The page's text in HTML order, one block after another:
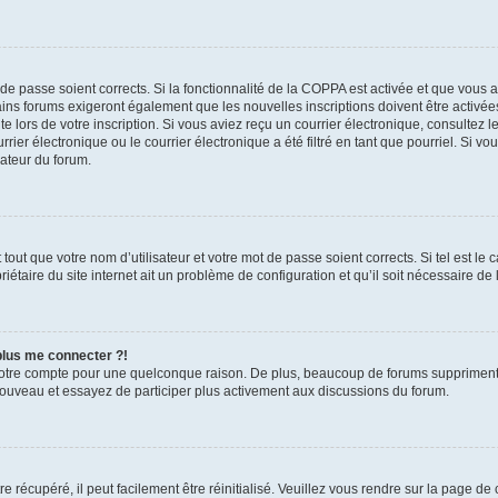
passe soient corrects. Si la fonctionnalité de la COPPA est activée et que
forums exigeront également que les nouvelles inscriptions doivent être
lors de votre inscription. Si vous aviez reçu un courrier électronique, consultez
électronique ou le courrier électronique a été filtré en tant que pourriel. Si
du forum.
que votre nom d’utilisateur et votre mot de passe soient corrects. Si tel est
du site internet ait un problème de configuration et qu’il soit nécessaire de
me connecter ?!
compte pour une quelconque raison. De plus, beaucoup de forums
et essayez de participer plus activement aux discussions du forum.
récupéré, il peut facilement être réinitialisé. Veuillez vous rendre sur la page